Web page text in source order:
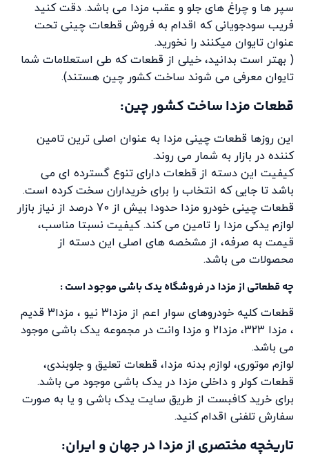
سپر ها و چراغ های جلو و عقب مزدا می باشد. دقت کنید
فریب سودجویانی که اقدام به فروش قطعات چینی تحت
عنوان تایوان میکنند را نخورید.
( بهتر است بدانید، خیلی از قطعات که طی استعلامات شما
تایوان معرفی می شوند ساخت کشور چین هستند).
قطعات مزدا ساخت کشور چین:
این روزها قطعات چینی مزدا به عنوان اصلی ترین تامین
کننده در بازار به شمار می روند.
کیفیت این دسته از قطعات دارای تنوع گسترده ای می
باشد تا جایی که انتخاب را برای خریداران سخت کرده است.
قطعات چینی خودرو مزدا حدودا بیش از 70 درصد از نیاز بازار
لوازم یدکی مزدا را تامین می کند. کیفیت نسبتا مناسب،
قیمت به صرفه، از مشخصه های اصلی این دسته از
محصولات می باشد.
چه قطعاتی از مزدا در فروشگاه یدک باشی موجود است :
قطعات کلیه خودروهای سوار اعم از مزدا3 نیو ، مزدا3 قدیم
، مزدا 323، مزدا2 و مزدا وانت در مجموعه یدک باشی موجود
می باشد.
لوازم موتوری، لوازم بدنه مزدا، قطعات تعلیق و جلوبندی،
قطعات کولر و داخلی مزدا در یدک باشی موجود می باشد.
برای خرید کافبست از طریق سایت یدک باشی و یا به صورت
سفارش تلفنی اقدام کنید.
تاریخچه مختصری از مزدا در جهان و ایران: